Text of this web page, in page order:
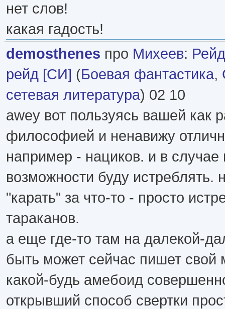
нет слов!
какая гадость!
demosthenes про Михеев:
рейд [СИ] (Боевая фантастика,
сетевая литература) 02 10
awey вот пользуясь вашей как
философией и ненавижу
например - нациков. и в случае
возможности буду истреблять.
"карать" за что-то - просто
тараканов.
а еще где-то там на далекой-
быть может сейчас пишет
какой-будь амебоид
открывший способ свертки